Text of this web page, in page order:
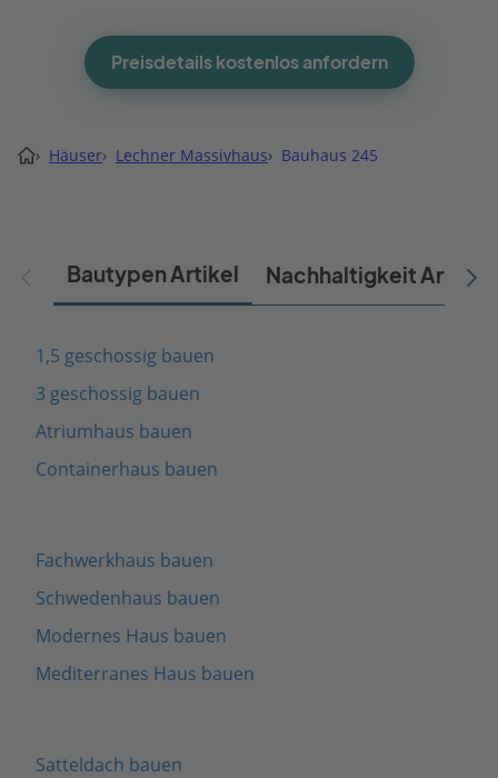
Preisdetails kostenlos anfordern
› Häuser› Lechner Massivhaus› Bauhaus 245
Bautypen Artikel Nachhaltigkeit Artikel
1,5 geschossig bauen
3 geschossig bauen
Atriumhaus bauen
Containerhaus bauen
Fachwerkhaus bauen
Schwedenhaus bauen
Modernes Haus bauen
Mediterranes Haus bauen
Satteldach bauen